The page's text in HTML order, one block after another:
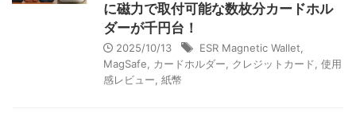
に磁力で取付可能な数枚分カードホル
ダーが千円台！
2025/10/13 ESR Magnetic Wallet
MagSafe
カードホルダー クレジットカード
使用
感レビュー 紙幣